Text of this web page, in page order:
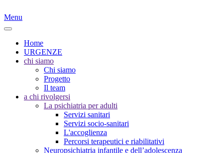
Menu
Home
URGENZE
chi siamo
Chi siamo
Progetto
Il team
a chi rivolgersi
La psichiatria per adulti
Servizi sanitari
Servizi socio-sanitari
L'accoglienza
Percorsi terapeutici e riabilitativi
Neuropsichiatria infantile e dell’adolescenza